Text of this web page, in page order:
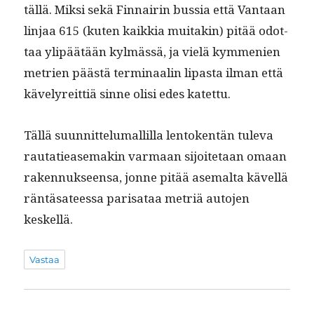
täl­lä. Mik­si sekä Finnairin bus­sia että Van­taan
lin­jaa 615 (kuten kaikkia muitakin) pitää odot­
taa ylipäätään kylmässä, ja vielä kym­me­nien
metrien päästä ter­mi­naalin lipas­ta ilman että
käve­lyre­it­tiä sinne olisi edes katettu.
Täl­lä suun­nit­telumallil­la lento­ken­tän tule­va
rautatiease­makin var­maan sijoite­taan omaan
raken­nuk­seen­sa, jonne pitää ase­mal­ta kävel­lä
rän­täsateessa parisa­taa metriä auto­jen
keskellä.
Vastaa